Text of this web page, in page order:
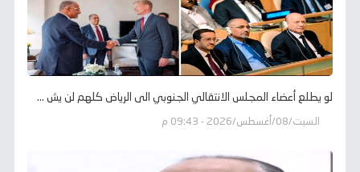
لو يطلع أعضاء المجلس الانتقالي الجنوبي الى الرياض كلهم لن يش ...
السبت/08/أغسطس/2026 - 09:43 م